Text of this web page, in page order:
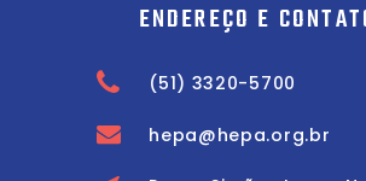
ENDEREÇO E
(51) 3320-5700
hepa@hepa.org.br